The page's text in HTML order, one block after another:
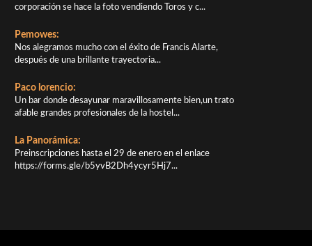
corporación se hace la foto vendiendo Toros y c...
Pemowes:
Nos alegramos mucho con el éxito de Francis Alarte,
después de una brillante trayectoria...
Paco lorencio:
Un bar donde desayunar maravillosamente bien,un trato
afable grandes profesionales de la hostel...
La Panorámica:
Preinscripciones hasta el 29 de enero en el enlace
https://forms.gle/b5yvB2Dh4ycyr5Hj7...